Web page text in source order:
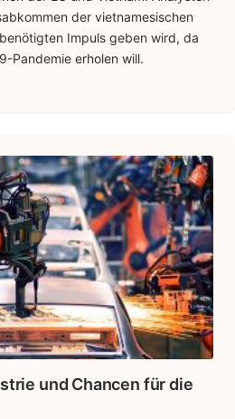
der vietnamesischen
Impuls geben wird, da
Pandemie erholen will.
und Chancen für die